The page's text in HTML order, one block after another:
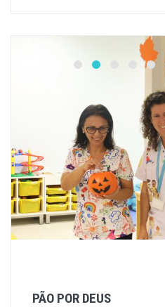
PÃO POR DEUS